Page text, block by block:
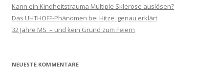
Kann ein Kindheitstrauma Multiple Sklerose auslösen?
Das UHTHOFF-Phänomen bei Hitze: genau erklärt
32 Jahre MS – und kein Grund zum Feiern
NEUESTE KOMMENTARE